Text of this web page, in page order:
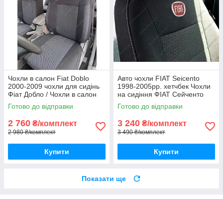
Чохли в салон Fiat Doblo
2000-2009 чохли для сидінь
Фіат Добло / Чохли в салон
Фіат Добло / авто чохли Fiat
Doblo
Готово до відправки
2 760 ₴/комплект
2 980 ₴/комплект
Купити
Авто чохли FIAT Seicento
1998-2005рр. хетчбек Чохли
на сидіння ФІАТ Сейченто
1998-2005рр.
Готово до відправки
3 240 ₴/комплект
3 490 ₴/комплект
Купити
Показати ще